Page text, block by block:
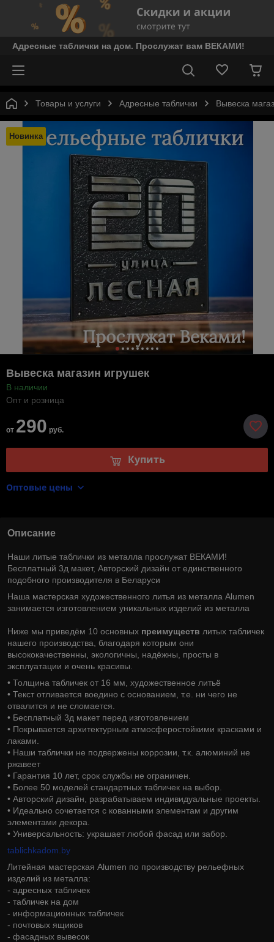
Адресные таблички на дом. Прослужат вам ВЕКАМИ!
Товары и услуги Адресные таблички Вывеска
Новинка
Вывеска магазин игрушек
В наличии
Опт и розница
от 290 руб.
Купить
Оптовые цены
Описание
Наши литые таблички из металла прослужат ВЕКАМИ!
Бесплатный 3д макет, Авторский дизайн от единственного
подобного производителя в Беларуси
Наша мастерская художественного литья из металла Alumen
занимается изготовлением уникальных изделий из металла
Ниже мы приведём 10 основных преимуществ литых табличек
нашего производства, благодаря которым они
высококачественны, экологичны, надёжны, просты в
эксплуатации и очень красивы.
• Толщина табличек от 16 мм, художественное литьё
• Текст отливается воедино с основанием, т.е. ни чего не
отвалится и не сломается.
• Бесплатный 3д макет перед изготовлением
• Покрывается архитектурным атмосферостойкими красками и
лаками.
• Наши таблички не подвержены коррозии, т.к. алюминий не
ржавеет
• Гарантия 10 лет, срок службы не ограничен.
• Более 50 моделей стандартных табличек на выбор.
• Авторский дизайн, разрабатываем индивидуальные проекты.
• Идеально сочетается с кованными элементам и другим
элементами декора.
• Универсальность: украшает любой фасад или забор.
tablichkadom.by
Литейная мастерская Alumen по производству рельефных
изделий из металла:
- адресных табличек
- табличек на дом
- информационных табличек
- почтовых ящиков
- фасадных вывесок